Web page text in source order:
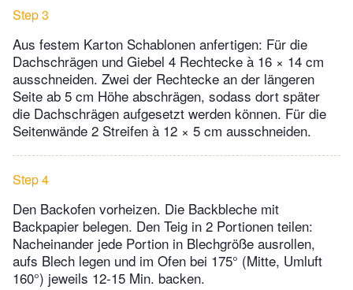
Step 3
Aus festem Karton Schablonen anfertigen: Für die
Dachschrägen und Giebel 4 Rechtecke à 16 × 14 cm
ausschneiden. Zwei der Rechtecke an der längeren
Seite ab 5 cm Höhe abschrägen, sodass dort später
die Dachschrägen aufgesetzt werden können. Für die
Seitenwände 2 Streifen à 12 × 5 cm ausschneiden.
Step 4
Den Backofen vorheizen. Die Backbleche mit
Backpapier belegen. Den Teig in 2 Portionen teilen:
Nacheinander jede Portion in Blechgröße ausrollen,
aufs Blech legen und im Ofen bei 175° (Mitte, Umluft
160°) jeweils 12-15 Min. backen.